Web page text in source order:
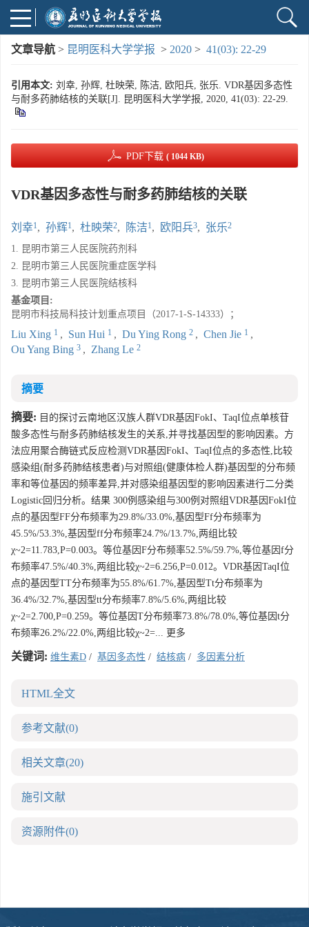
文章导航 > 昆明医科大学学报 > 2020 > 41(03): 22-29
引用本文: 刘幸, 孙辉, 杜映荣, 陈洁, 欧阳兵, 张乐. VDR基因多态性
与耐多药肺结核的关联[J]. 昆明医科大学学报, 2020, 41(03): 22-29.
PDF下载 ( 1044 KB)
VDR基因多态性与耐多药肺结核的关联
刘幸1, 孙辉1, 杜映荣2, 陈洁1, 欧阳兵3, 张乐2
1. 昆明市第三人民医院药剂科
2. 昆明市第三人民医院重症医学科
3. 昆明市第三人民医院结核科
基金项目:
昆明市科技局科技计划重点项目（2017-1-S-14333）；
Liu Xing 1 , Sun Hui 1 , Du Ying Rong 2 , Chen Jie 1 ,
Ou Yang Bing 3 , Zhang Le 2
摘要
摘要: 目的探讨云南地区汉族人群VDR基因FokI、TaqI位点单核苷
酸多态性与耐多药肺结核发生的关系,并寻找基因型的影响因素。方
法应用聚合酶链式反应检测VDR基因FokI、TaqI位点的多态性,比较
感染组(耐多药肺结核患者)与对照组(健康体检人群)基因型的分布频
率和等位基因的频率差异,并对感染组基因型的影响因素进行二分类
Logistic回归分析。结果 300例感染组与300例对照组VDR基因FokI位
点的基因型FF分布频率为29.8%/33.0%,基因型Ff分布频率为
45.5%/53.3%,基因型ff分布频率24.7%/13.7%,两组比较
χ~2=11.783,P=0.003。等位基因F分布频率52.5%/59.7%,等位基因f分
布频率47.5%/40.3%,两组比较χ~2=6.256,P=0.012。VDR基因TaqI位
点的基因型TT分布频率为55.8%/61.7%,基因型Tt分布频率为
36.4%/32.7%,基因型tt分布频率7.8%/5.6%,两组比较
χ~2=2.700,P=0.259。等位基因T分布频率73.8%/78.0%,等位基因t分
布频率26.2%/22.0%,两组比较χ~2=... 更多
关键词: 维生素D / 基因多态性 / 结核病 / 多因素分析
HTML全文
参考文献(0)
相关文章(20)
施引文献
资源附件(0)